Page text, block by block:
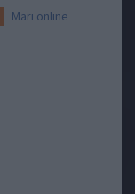
Mari online